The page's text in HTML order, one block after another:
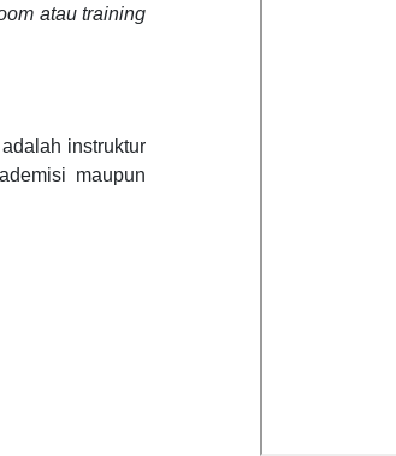
atau training
instruktur
maupun